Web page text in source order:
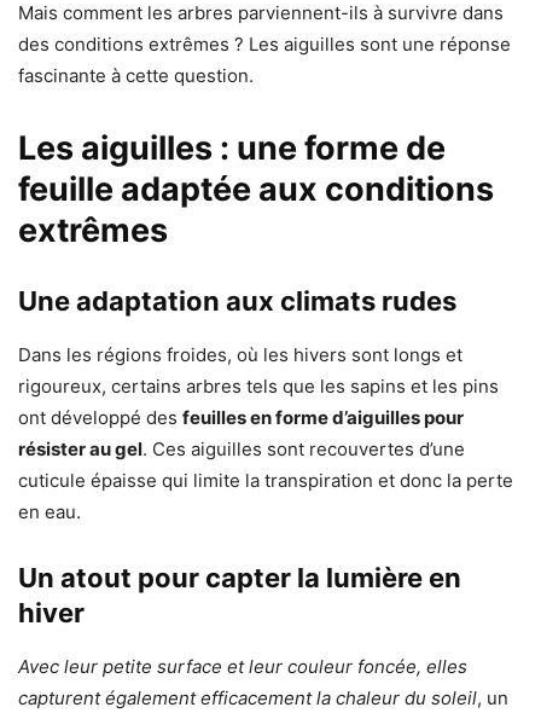
Mais comment les arbres parviennent-ils à survivre dans
des conditions extrêmes ? Les aiguilles sont une réponse
fascinante à cette question.
Les aiguilles : une forme de
feuille adaptée aux conditions
extrêmes
Une adaptation aux climats rudes
Dans les régions froides, où les hivers sont longs et
rigoureux, certains arbres tels que les sapins et les pins
ont développé des feuilles en forme d’aiguilles pour
résister au gel. Ces aiguilles sont recouvertes d’une
cuticule épaisse qui limite la transpiration et donc la perte
en eau.
Un atout pour capter la lumière en
hiver
Avec leur petite surface et leur couleur foncée, elles
capturent également efficacement la chaleur du soleil, un